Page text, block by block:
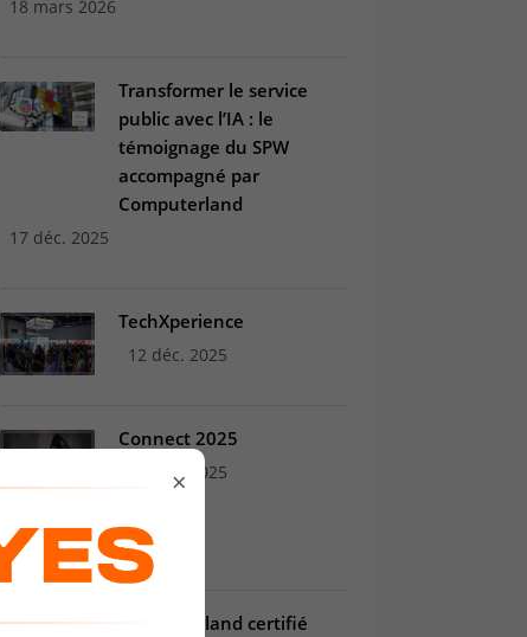
×
18 mars 2026
Transformer le service
public avec l’IA : le
témoignage du SPW
accompagné par
Computerland
17 déc. 2025
TechXperience
12 déc. 2025
Connect 2025
12 déc. 2025
Computerland certifié